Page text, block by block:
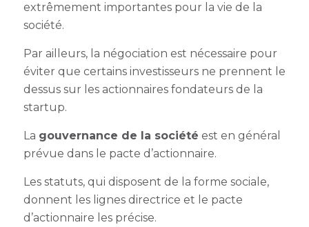
extrêmement importantes pour la vie de la
société.
Par ailleurs, la négociation est nécessaire pour
éviter que certains investisseurs ne prennent le
dessus sur les actionnaires fondateurs de la
startup.
La gouvernance de la société est en général
prévue dans le pacte d’actionnaire.
Les statuts, qui disposent de la forme sociale,
donnent les lignes directrice et le pacte
d’actionnaire les précise.